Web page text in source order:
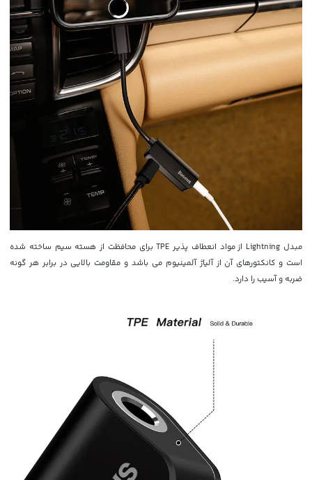
مبدل Lightning از مواد انعطاف پذیر TPE برای محافظت از هسته سیم ساخته شده
است و کانکتورهای آن از آلیاژ آلمینیوم می باشد و مقاومت بالایی در برابر هر گونه
ضربه و آسیب را دارد.